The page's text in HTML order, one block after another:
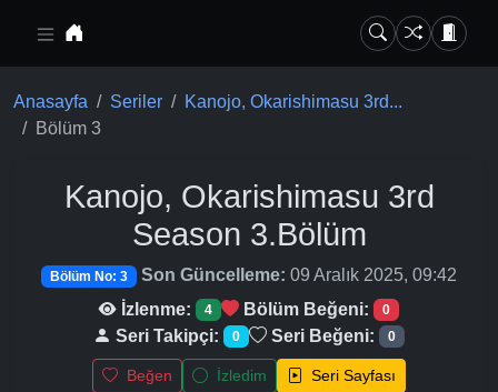
Anasayfa Seriler
Kanojo, Okarishimasu 3rd...
Bölüm 3
Kanojo, Okarishimasu 3rd
Season 3.Bölüm
Bölüm No: 3 Son Güncelleme: 09 Aralık 2025, 09:42
İzlenme:
4 Bölüm Beğeni: 0
Seri Takipçi: 0 Seri Beğeni: 0
Beğen İzledim Seri Sayfası